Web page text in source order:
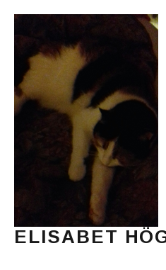
ELISABET